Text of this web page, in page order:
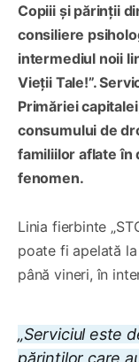
Copiii și părinții
consiliere
intermediul noii
Vieții Tale!”.
Primăriei
consumului de
familiilor aflate în
fenomen.
Linia fierbinte
poate fi apelată
până vineri, în
„Serviciul este
părinților care